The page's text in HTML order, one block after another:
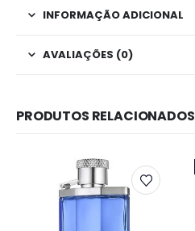
INFORMAÇÃO ADICIONAL
AVALIAÇÕES (0)
PRODUTOS RELACIONADOS